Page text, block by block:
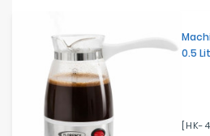
0.5
[HK-